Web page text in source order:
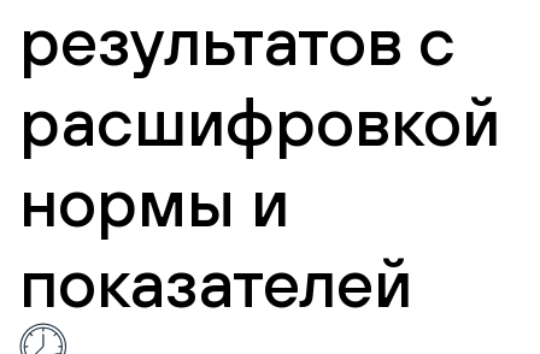
результатов с
расшифровкой
нормы и
показателей